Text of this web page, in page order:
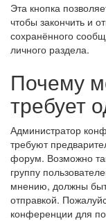
Эта кнопка
чтобы закончить и
сохранённого
личного раздела.
Почему
требует
Администратор
требуют
форум. Возможно
группу
мнению, должны
отправкой.
конференции для